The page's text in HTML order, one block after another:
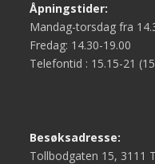
Åpningstider:
Mandag-torsdag fra
Fredag: 14.30-19.00
Telefontid : 15.15-21
Besøksadresse:
Tollbodgaten 15, 3111